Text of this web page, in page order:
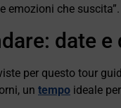
emozioni che suscita”.
date
per questo tour
un tempo ideale